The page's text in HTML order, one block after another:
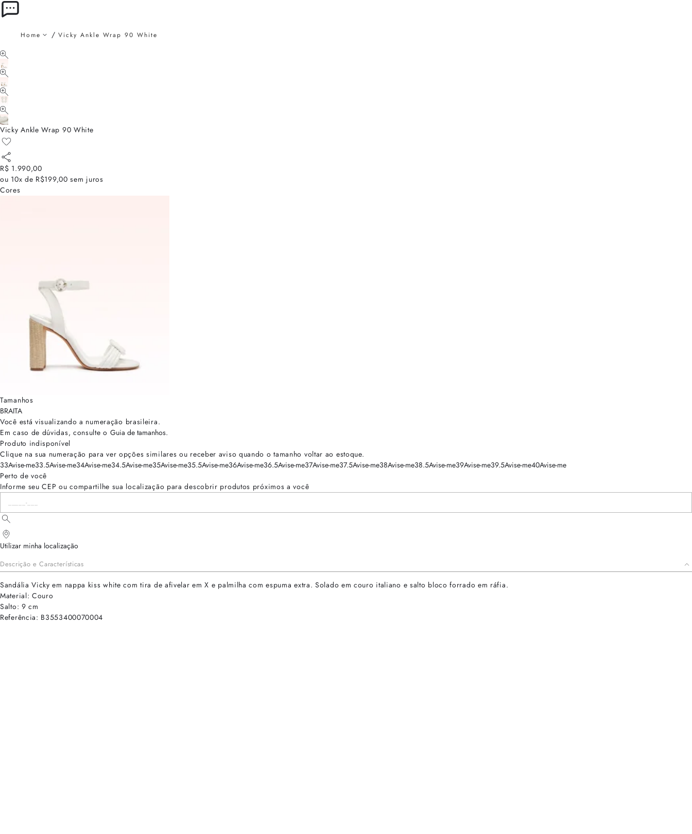
Home Vicky Ankle Wrap 90 White
Vicky Ankle Wrap 90 White
R$ 1.990,00
ou 10x de R$199,00 sem juros
Cores
Tamanhos
BRAITA
Você está visualizando a numeração brasileira.
Em caso de dúvidas, consulte o Guia de tamanhos.
Produto indisponível
Clique na sua numeração para ver opções similares ou receber aviso quando o tamanho voltar ao estoque.
33Avise-me33.5Avise-me34Avise-me34.5Avise-me35Avise-me35.5Avise-me36Avise-me36.5Avise-me37Avise-me37.5Avise-me38Avise-me38.5Avise-me39Avise-me39.5Avise-me40Avise-me
Perto de você
Informe seu CEP ou compartilhe sua localização para descobrir produtos próximos a você
Utilizar minha localização
Descrição e Características
Sandália Vicky em nappa kiss white com tira de afivelar em X e palmilha com espuma extra. Solado em couro italiano e salto bloco forrado em ráfia.
Material: Couro
Salto: 9 cm
Referência: B3553400070004